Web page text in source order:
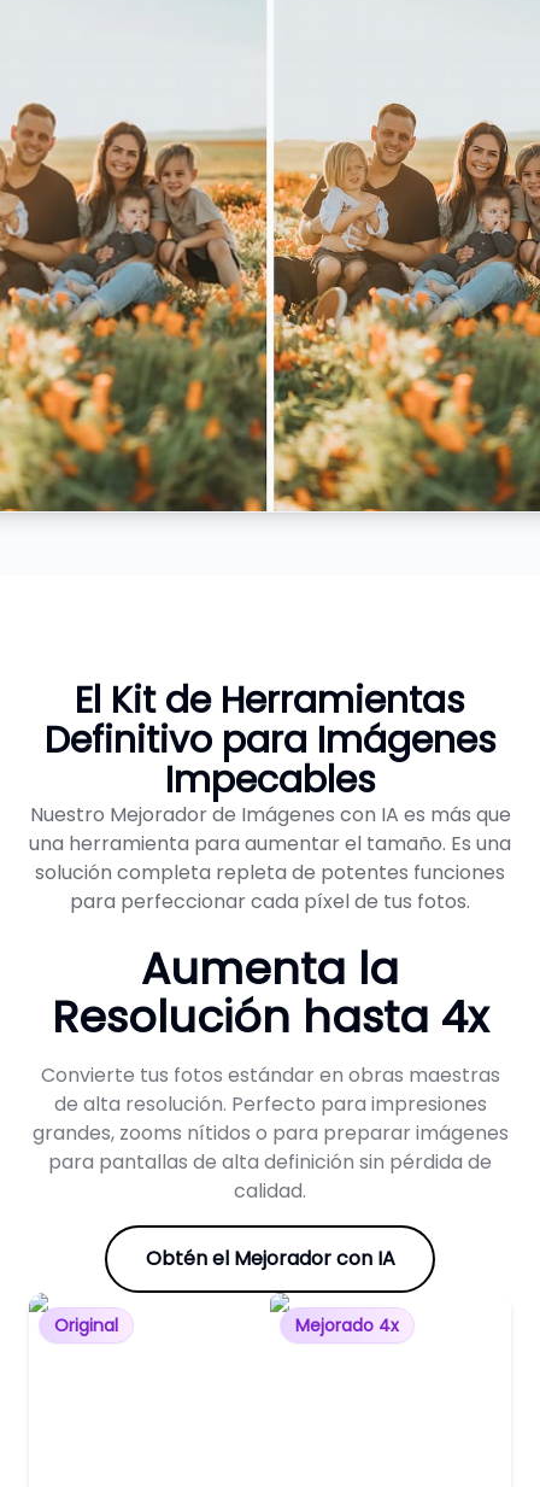
El Kit de Herramientas
Definitivo para Imágenes
Impecables
Nuestro Mejorador de Imágenes con IA es más que
una herramienta para aumentar el tamaño. Es una
solución completa repleta de potentes funciones
para perfeccionar cada píxel de tus fotos.
Aumenta la
Resolución hasta 4x
Convierte tus fotos estándar en obras maestras
de alta resolución. Perfecto para impresiones
grandes, zooms nítidos o para preparar imágenes
para pantallas de alta definición sin pérdida de
calidad.
Obtén el Mejorador con IA
Original Mejorado 4x